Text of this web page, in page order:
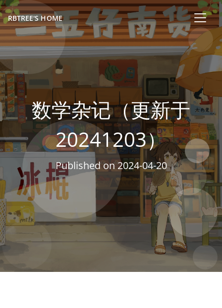
RBTREE'S HOME
数学杂记（更新于
20241203）
Published on 2024-04-20